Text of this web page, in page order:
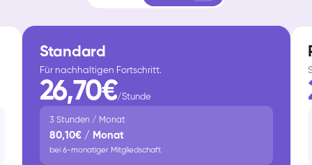
Standard
Für nachhaltigen Fortschritt.
26,70€/Stunde
3 Stunden / Monat
80,10€ / Monat
bei 6-monatiger Mitgliedschaft